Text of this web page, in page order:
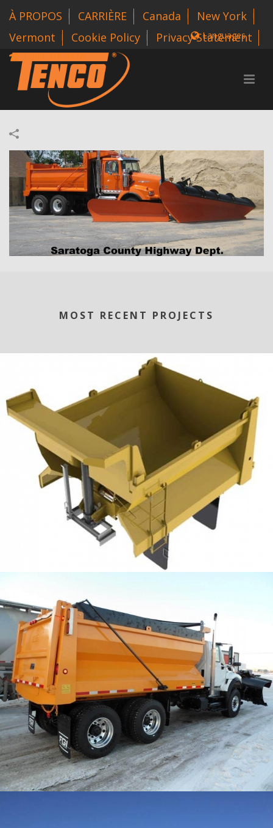
À PROPOS CARRIÈRE Canada
New York
Vermont
Cookie Policy Privacy Statement
1 800-318-3626
Languages
MOST RECENT PROJECTS